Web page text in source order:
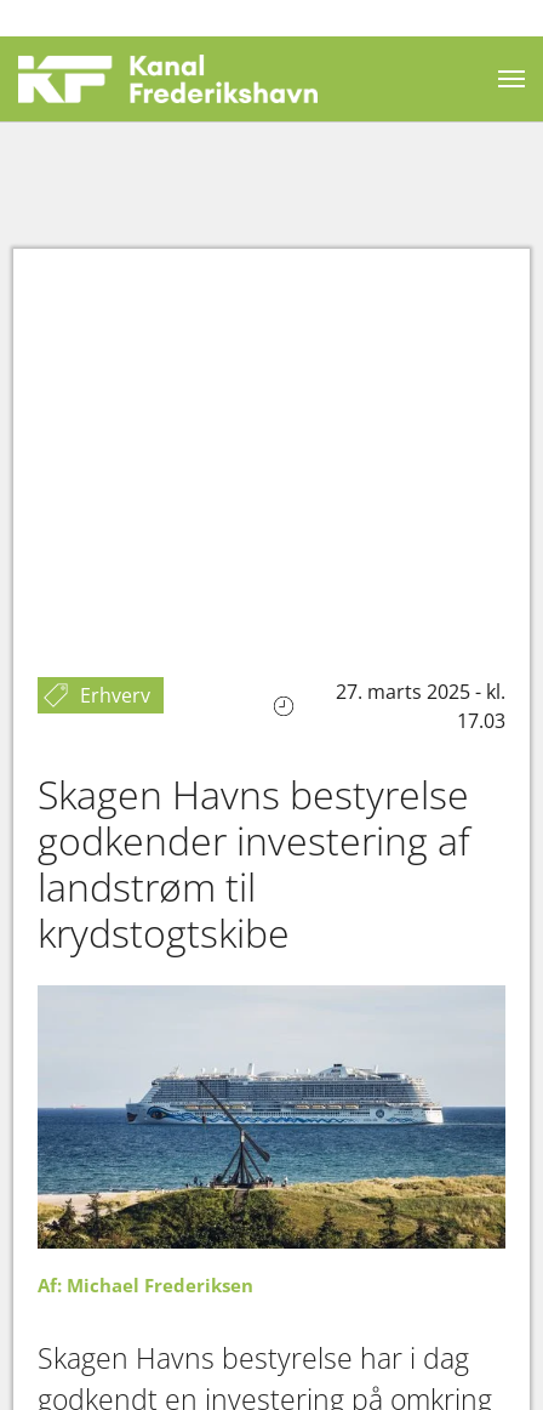
Erhverv
27. marts 2025 - kl.
17.03
Skagen Havns bestyrelse
godkender investering af
landstrøm til
krydstogtskibe
Af: Michael Frederiksen
Skagen Havns bestyrelse har i dag
godkendt en investering på omkring